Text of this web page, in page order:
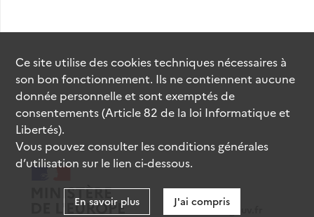
data.gouv.fr
Ce site utilise descookiestechniques nécessaires à
son bon fonctionnement. Ils ne contiennent aucune
donnée personnelle et sont exemptés de
consentements (Article 82 de la loi Informatique et
Libertés).
Vous pouvez consulter les conditions générales
d’utilisation sur le lien ci-dessous.
En savoir plus J'ai compris